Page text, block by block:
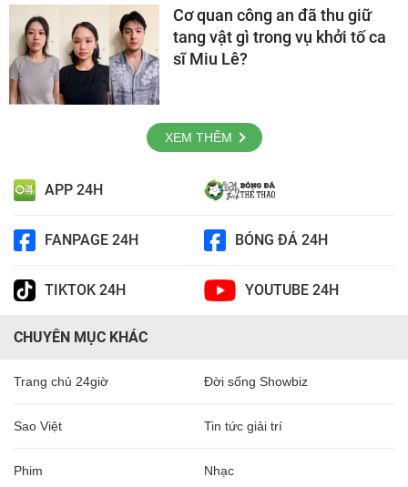
Cơ quan công an đã thu giữ
tang vật gì trong vụ khởi tố ca
sĩ Miu Lê?
XEM THÊM
APP 24H
FANPAGE 24H BÓNG ĐÁ 24H
TIKTOK 24H YOUTUBE 24H
CHUYÊN MỤC KHÁC
Trang chủ 24giờ Đời sống Showbiz
Sao Việt Tin tức giải trí
Phim Nhạc